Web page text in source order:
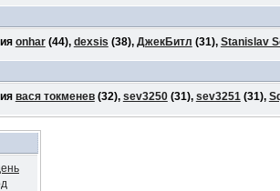
onhar(44), dexsis (38), ДжекБитл (31), Stanislav
вася токменев(32), sev3250(31), sev3251 (31),